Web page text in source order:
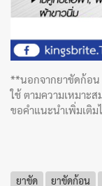
**นอกจากยาขัดก้อน
ใช้ ตามความเหมาะ
ขอคำแนะนำเพิ่มเติม
ยาขัด ยาขัดก้อน